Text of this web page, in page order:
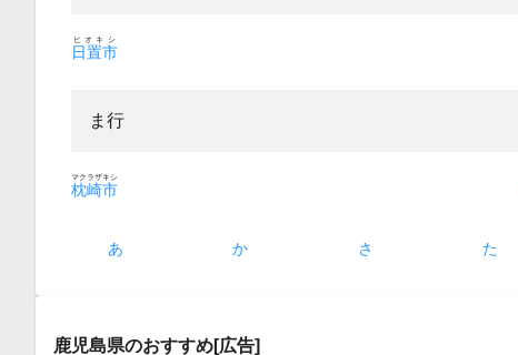
日置市
ヒオキシ
ま行
枕崎市
マクラザキシ
あ か さ た
鹿児島県のおすすめ[広告]